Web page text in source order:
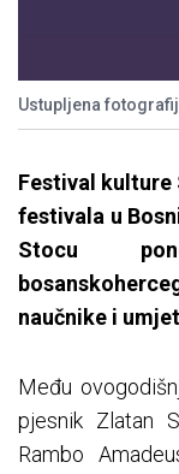
Ustupljena
Festival kulture
festivala u
Stocu
naučnike i
Među
pjesnik Zlatan
Rambo